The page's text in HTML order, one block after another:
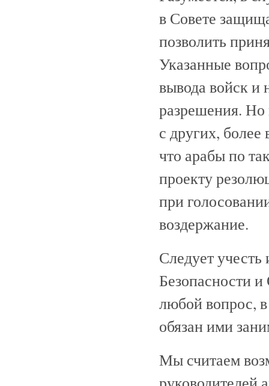
в Совете
позволить
Указанные
вывода войск и
разрешения. Но
с других,
что арабы по
проекту
при
воздержание.
Следует
Безопасности
любой вопрос,
обязан ими
Мы считаем